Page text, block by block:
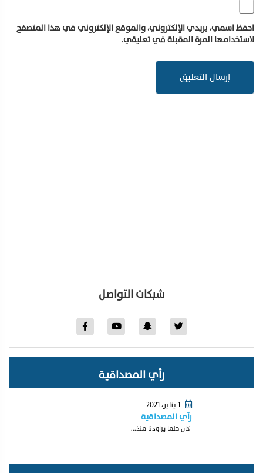
احفظ اسمي، بريدي الإلكتروني، والموقع الإلكتروني في هذا المتصفح
لاستخدامها المرة المقبلة في تعليقي.
شبكات التواصل
رأي المصداقية
1 يناير، 2021
رآي المصداقية
كان حلما يراودنا منذ...